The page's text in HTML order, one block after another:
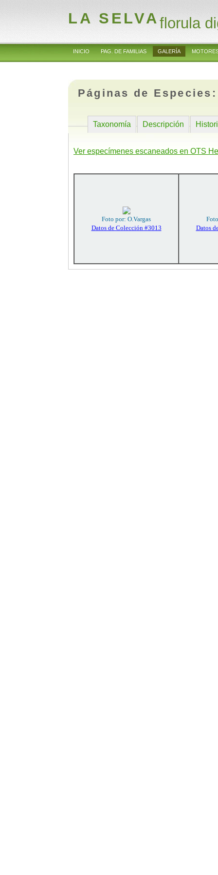
LA SELVAflorula
INICIO PAG. DE FAMILIAS GALERÍA
Páginas de
Taxonomía Descripción
Ver especímenes escaneados en OTS
Foto por: O.Vargas
Datos de Colección #3013
Datos